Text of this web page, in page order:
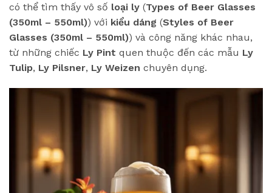
có thể tìm thấy vô số loại ly (Types of Beer Glasses
(350ml – 550ml)) với kiểu dáng (Styles of Beer
Glasses (350ml – 550ml)) và công năng khác nhau,
từ những chiếc Ly Pint quen thuộc đến các mẫu Ly
Tulip, Ly Pilsner, Ly Weizen chuyên dụng.